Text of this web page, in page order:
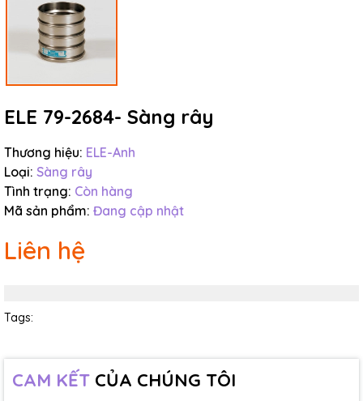
ELE 79-2684- Sàng rây
Thương hiệu: ELE-Anh
Loại: Sàng rây
Tình trạng: Còn hàng
Mã sản phẩm: Đang cập nhật
Liên hệ
Tags:
CAM KẾT CỦA CHÚNG TÔI
Điều kiện: